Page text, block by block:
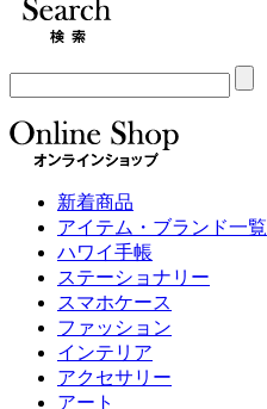
新着商品
アイテム・ブランド一覧
ハワイ手帳
ステーショナリー
スマホケース
ファッション
インテリア
アクセサリー
アート